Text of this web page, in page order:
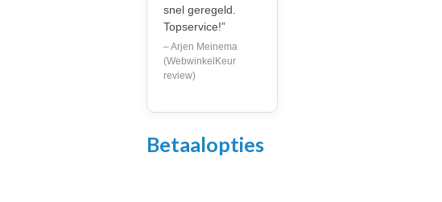
snel geregeld.
Topservice!”
– Arjen Meinema
(WebwinkelKeur
review)
Betaalopties